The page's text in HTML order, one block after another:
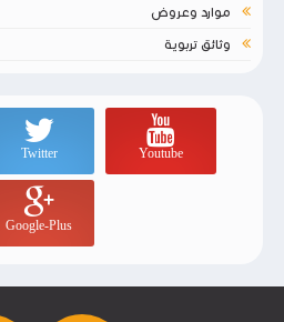
موارد وعروض
وثائق تربوية
Youtube
Twitter
Google-Plus